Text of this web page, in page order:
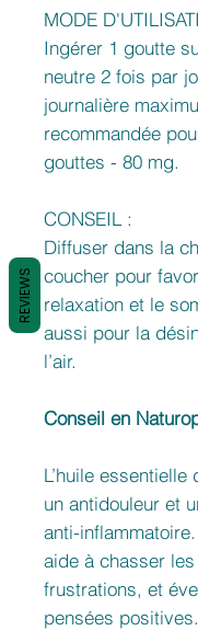
MODE
Ingérer 1 goutte
neutre 2 fois par
journalière
recommandée
gouttes - 80 mg.
CONSEIL :
Diffuser dans la
coucher pour
relaxation et le
aussi pour la
l’air.
Conseil en
L’huile essentielle
un antidouleur et
anti-
aide à chasser
frustrations, et
pensées
REVIEWS